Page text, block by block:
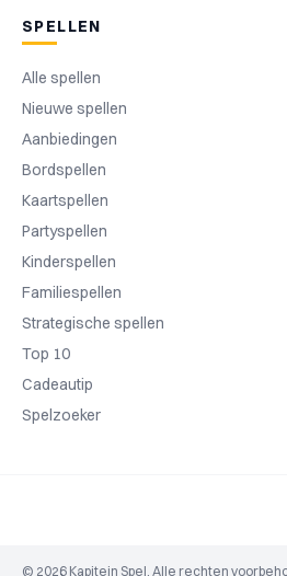
SPELLEN
Alle spellen
Nieuwe spellen
Aanbiedingen
Bordspellen
Kaartspellen
Partyspellen
Kinderspellen
Familiespellen
Strategische spellen
Top 10
Cadeautip
Spelzoeker
© 2026 Kapitein Spel. Alle rechten